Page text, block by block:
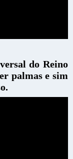
do Reino
palmas e sim